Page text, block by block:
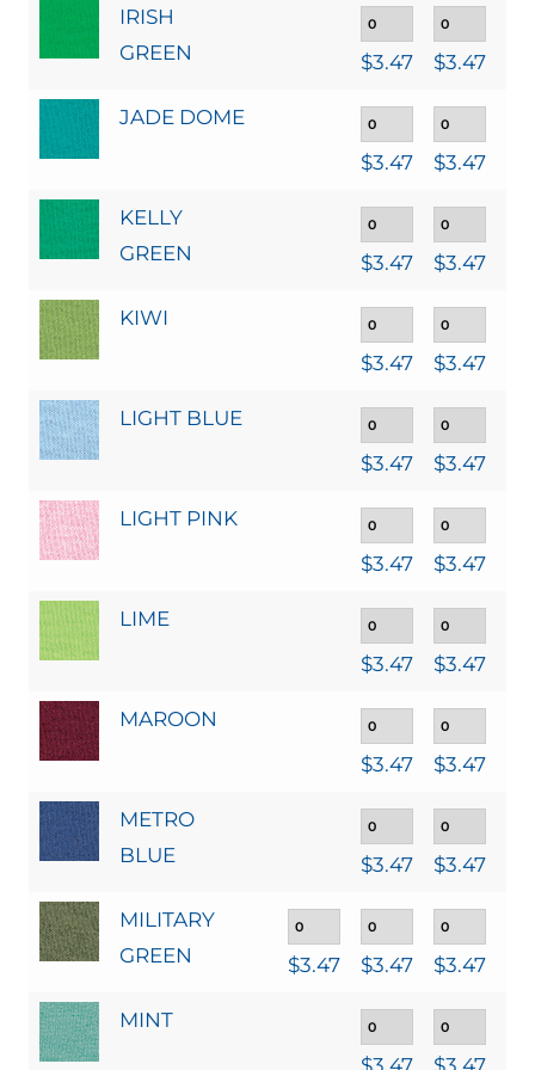
IRISH
GREEN
$3.47 $3.47
JADE DOME
$3.47 $3.47
KELLY
GREEN
$3.47 $3.47
KIWI
$3.47 $3.47
LIGHT BLUE
$3.47 $3.47
LIGHT PINK
$3.47 $3.47
LIME
$3.47 $3.47
MAROON
$3.47 $3.47
METRO
BLUE
$3.47 $3.47
MILITARY
GREEN
$3.47 $3.47 $3.47
MINT
$3.47 $3.47